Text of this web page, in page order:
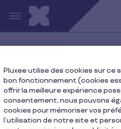
Aller au contenu principal
Comment
vous
Nous sommes là pour vous !
la barre de recherche ou
choisir le sujet dont
Pluxee utilise des cookies sur ce
bon fonctionnement (cookies
offrir la meilleure expérience
consentement, nous pouvons
cookies pour mémoriser vos
l’utilisation de notre site et